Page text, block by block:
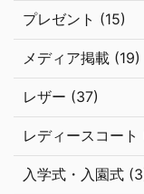
プレゼント (15)
メディア掲載 (19)
レザー (37)
レディースコート
入学式・入園式